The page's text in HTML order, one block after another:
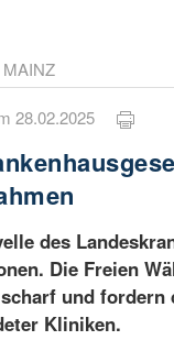
MAINZ
28.02.2025
des
Die Freien
und fordern
Kliniken.